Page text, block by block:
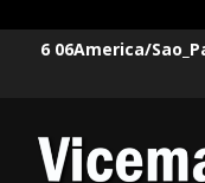
6 06America/